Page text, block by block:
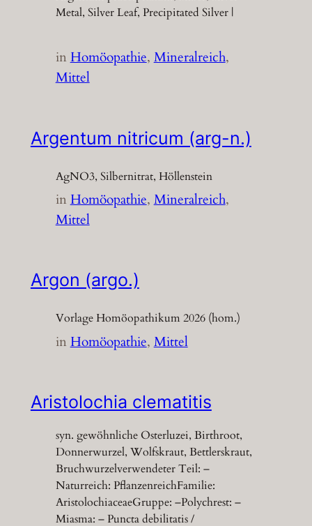
Metal, Silver Leaf, Precipitated Silver |
inHomöopathie, Mineralreich
Mittel
Argentum nitricum (arg-n.)
AgNO3, Silbernitrat, Höllenstein
inHomöopathie, Mineralreich
Mittel
Argon (argo.)
Vorlage Homöopathikum 2026 (hom.)
inHomöopathie, Mittel
Aristolochia clematitis
syn. gewöhnliche Osterluzei, Birthroot,
Donnerwurzel, Wolfskraut, Bettlerskraut,
Bruchwurzelverwendeter Teil: –
Naturreich: PflanzenreichFamilie:
AristolochiaceaeGruppe: –Polychrest: –
Miasma: – Puncta debilitatis /